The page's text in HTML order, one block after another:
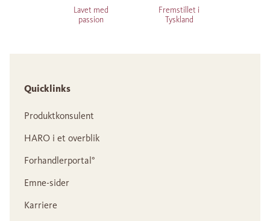
Lavet med
passion
Fremstillet i
Tyskland
Quicklinks
Produktkonsulent
HARO i et overblik
Forhandlerportal°
Emne-sider
Karriere